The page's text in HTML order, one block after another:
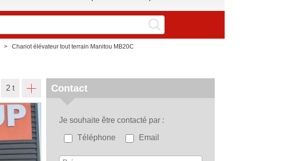
Chariot élévateur tout terrain Manitou MB20C
2 t Contact
Je souhaite être contacté par
Téléphone Email